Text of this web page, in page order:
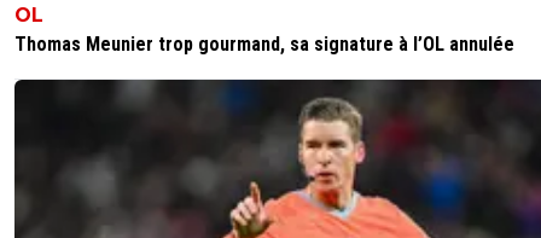
OL
Thomas Meunier trop gourmand, sa signature à l’OL annulée